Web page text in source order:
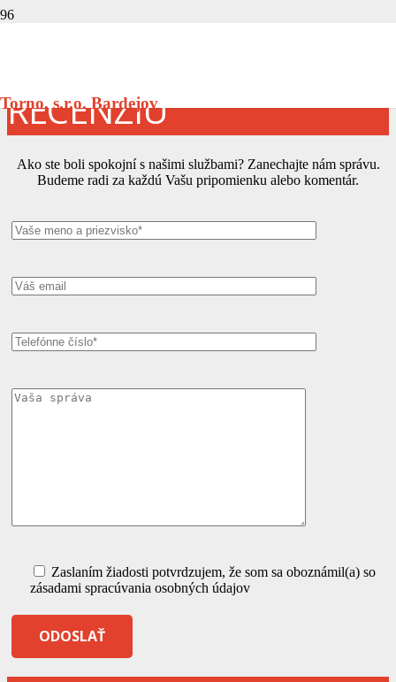
Torno, s.r.o. Bardejov
RECENZIU
Ako ste boli spokojní s našimi službami? Zanechajte nám správu.
Budeme radi za každú Vašu pripomienku alebo komentár.
Zaslaním žiadosti potvrdzujem, že som sa oboznámil(a) so
zásadami spracúvania osobných údajov